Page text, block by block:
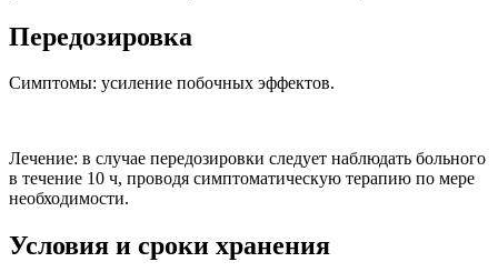
Передозировка
Симптомы: усиление побочных эффектов.
Лечение: в случае передозировки следует наблюдать больного
в течение 10 ч, проводя симптоматическую терапию по мере
необходимости.
Условия и сроки хранения